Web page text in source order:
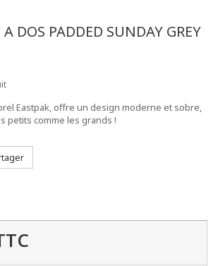
A DOS PADDED SUNDAY GREY
Eastpak, offre un design moderne et sobre,
petits comme les grands !